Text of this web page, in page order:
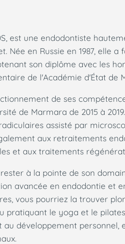
est une endodontiste
Née en Russie en 1987, elle
son diplôme avec les
de l'Académie d'État de
de ses
de Marmara de 2015 à
assisté par
aux retraitements
et aux traitements
à la pointe de son
avancée en endodontie et
vous pourriez la trouver
pratiquant le yoga et le
au développement